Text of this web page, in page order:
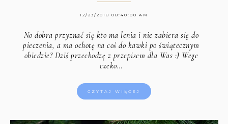
12/23/2018 08:40:00 AM
No dobra przyznać się kto ma lenia i nie zabiera się do
pieczenia, a ma ochotę na coś do kawki po świątecznym
obiedzie? Dziś przechodzę z przepisem dla Was :) Wege
czeko…
CZYTAJ WIĘCEJ